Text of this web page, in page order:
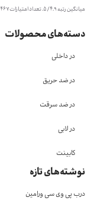
دسته‌های محصولات
در داخلی
در ضد حریق
در ضد سرقت
در لابی
کابینت
نوشته‌های تازه
درب پی وی سی ورامین
میانگین رتبه4.9/ 5. تعداد امتیازات 467